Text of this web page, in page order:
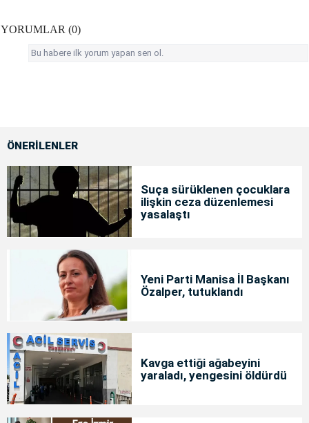
YORUMLAR (0)
Bu habere ilk yorum yapan sen ol.
ÖNERİLENLER
Suça sürüklenen çocuklara
ilişkin ceza düzenlemesi
yasalaştı
Yeni Parti Manisa İl Başkanı
Özalper, tutuklandı
Kavga ettiği ağabeyini
yaraladı, yengesini öldürdü